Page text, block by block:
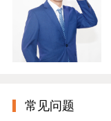
常见问题